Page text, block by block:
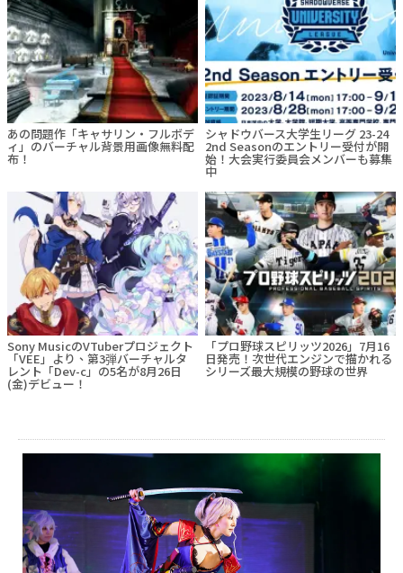
あの問題作「キャサリン・フルボデ
ィ」のバーチャル背景用画像無料配
布！
シャドウバース大学生リーグ 23-24
2nd Seasonのエントリー受付が開
始！大会実行委員会メンバーも募集
中
Sony MusicのVTuberプロジェクト
「VEE」より、第3弾バーチャルタ
レント「Dev-c」の5名が8月26日
(金)デビュー！
「プロ野球スピリッツ2026」7月16
日発売！次世代エンジンで描かれる
シリーズ最大規模の野球の世界